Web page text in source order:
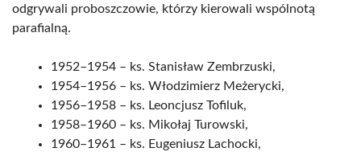
odgrywali proboszczowie, którzy kierowali wspólnotą
parafialną.
1952–1954 – ks. Stanisław Zembrzuski,
1954–1956 – ks. Włodzimierz Meżerycki,
1956–1958 – ks. Leoncjusz Tofiluk,
1958–1960 – ks. Mikołaj Turowski,
1960–1961 – ks. Eugeniusz Lachocki,